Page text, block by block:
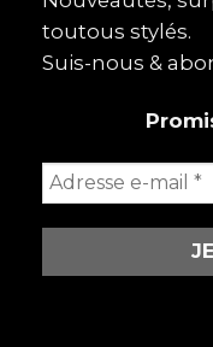
toutous stylés.
Suis-nous &